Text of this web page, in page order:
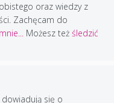
oraz wiedzy z
Zachęcam do
Możesz też śledzić
się o